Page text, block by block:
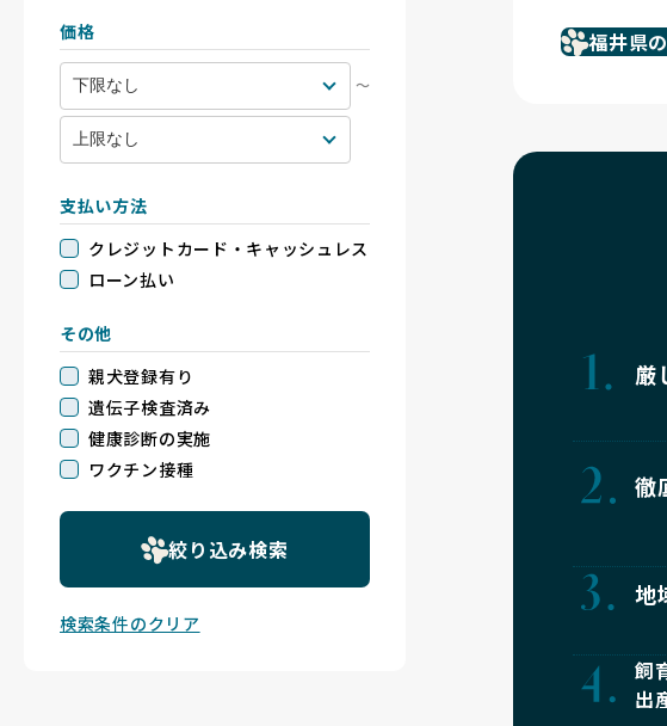
価格
〜
支払い方法
クレジットカード・キャッシュレス
ローン払い
その他
親犬登録有り
遺伝子検査済み
健康診断の実施
ワクチン接種
絞り込み検索
検索条件のクリア
福井県
厳
徹
地
飼
出